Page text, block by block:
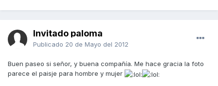
Invitado paloma
Publicado 20 de Mayo del 2012
Buen paseo si señor, y buena compañía. Me hace gracia la foto
parece el paisje para hombre y mujer